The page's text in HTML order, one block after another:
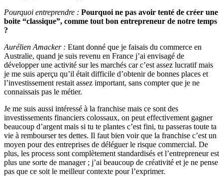
Pourquoi entreprendre : Pourquoi ne pas avoir tenté de créer une
boite “classique”, comme tout bon entrepreneur de notre temps
?
Aurélien Amacker : Etant donné que je faisais du commerce en
Australie, quand je suis revenu en France j’ai envisagé de
développer une activité sur les marchés car c’est assez lucratif mais
je me suis aperçu qu’il était difficile d’obtenir de bonnes places et
l’investissement restait assez important, sans compter que je ne
connaissais pas le métier.
Je me suis aussi intéressé à la franchise mais ce sont des
investissements financiers colossaux, on peut effectivement gagner
beaucoup d’argent mais si tu te plantes c’est fini, tu passeras toute ta
vie à rembourser tes dettes. Il faut bien voir que la franchise c’est un
moyen pour des entreprises de déléguer le risque commercial. De
plus, les process sont complètement standardisés et l’entrepreneur est
plus une sorte de manager ; j’ai beaucoup de créativité et je ne pense
pas que ce soit le meilleur contexte pour l’exprimer.